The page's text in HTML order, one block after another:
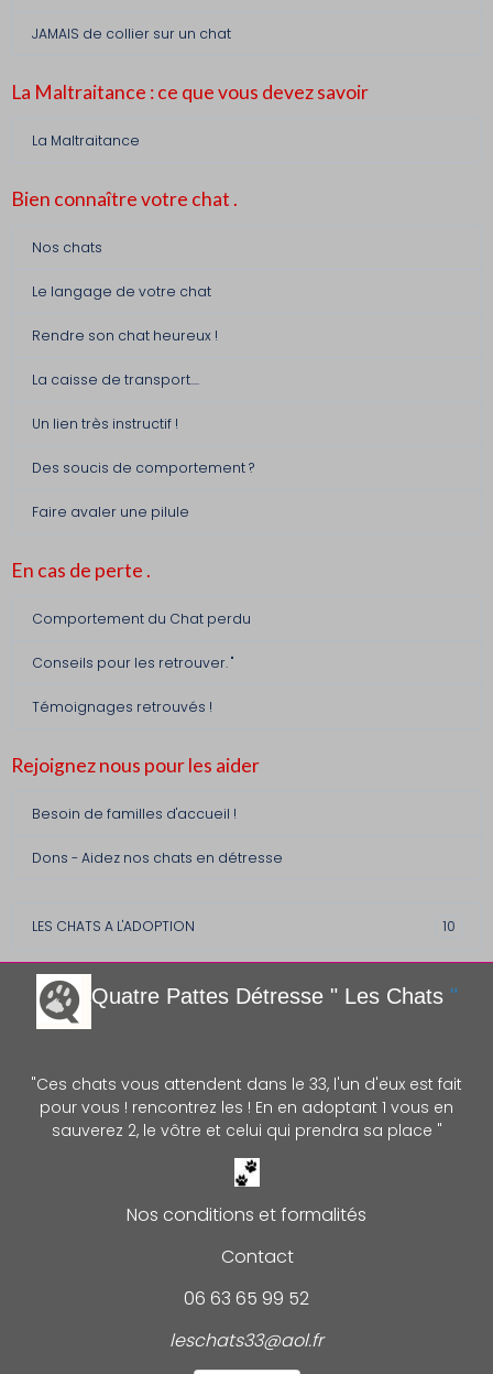
JAMAIS de collier sur un chat
La Maltraitance : ce que vous devez savoir
La Maltraitance
Bien connaître votre chat .
Nos chats
Le langage de votre chat
Rendre son chat heureux !
La caisse de transport....
Un lien très instructif !
Des soucis de comportement ?
Faire avaler une pilule
En cas de perte .
Comportement du Chat perdu
Conseils pour les retrouver. "
Témoignages retrouvés !
Rejoignez nous pour les aider
Besoin de familles d'accueil !
Dons - Aidez nos chats en détresse
LES CHATS A L'ADOPTION 10
Quatre Pattes Détresse " Les Chats "
"Ces chats vous attendent dans le 33, l'un d'eux est fait
pour vous ! rencontrez les ! En en adoptant 1 vous en
sauverez 2, le vôtre et celui qui prendra sa place "
Nos conditions et formalités
Contact
06 63 65 99 52
leschats33@aol.fr